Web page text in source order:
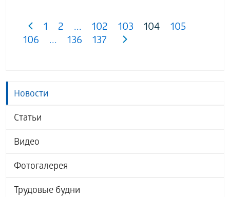
Новости
Статьи
Видео
Фотогалерея
Трудовые будни
1 2 ... 102 103 104
105
106
... 136 137